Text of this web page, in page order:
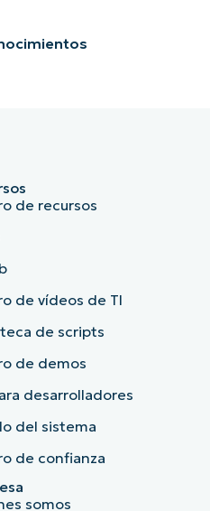
de recursos
de vídeos de TI
de scripts
de demos
desarrolladores
del sistema
de confianza
somos